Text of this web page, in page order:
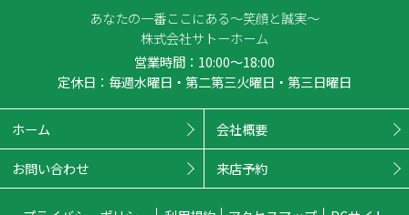
あなたの一番ここにある～笑顔と誠実～
株式会社サトーホーム
営業時間：10:00～18:00
定休日：毎週水曜日・第二第三火曜日・第三日曜日
ホーム 会社概要
お問い合わせ 来店予約